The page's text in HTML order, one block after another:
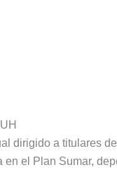
dirigido a titulares
el Plan Sumar,